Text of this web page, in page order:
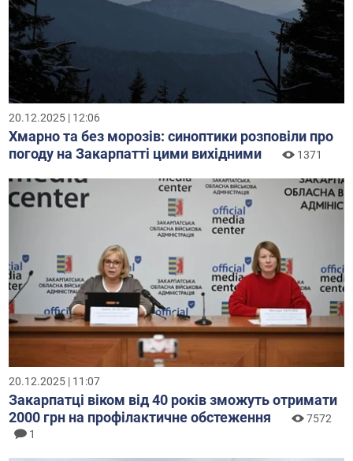
20.12.2025 | 12:06
Хмарно та без морозів: синоптики розповіли про
погоду на Закарпатті цими вихідними
1371
20.12.2025 | 11:07
Закарпатці віком від 40 років зможуть отримати
2000 грн на профілактичне обстеження
7572
1